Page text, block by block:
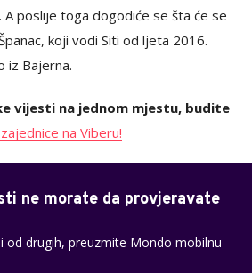
A poslije toga dogodiće se šta će se
koji vodi Siti od ljeta 2016.
iz Bajerna.
vijesti na jednom mjestu, budite
na Viberu!
ne morate da provjeravate
od drugih, preuzmite Mondo mobilnu